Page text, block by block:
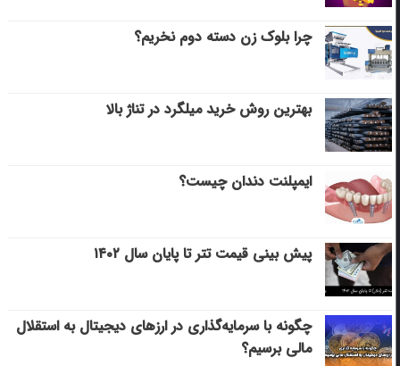
چرا بلوک زن دسته دوم نخریم؟
بهترین روش خرید میلگرد در تناژ بالا
ایمپلنت دندان چیست؟
پیش بینی قیمت تتر تا پایان سال ۱۴۰۲
چگونه با سرمایه‌گذاری در ارزهای دیجیتال به استقلال
مالی برسیم؟